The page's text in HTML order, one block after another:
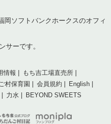
岡ソフトバンクホークスのオフィ
サーです。
情報
もち吉工場直売所
村保育園 会員規約
English
力水 BEYOND SWEETS